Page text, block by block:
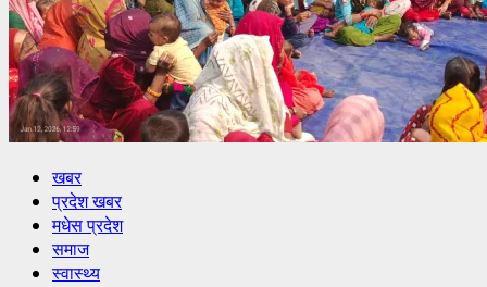
खबर
प्रदेश खबर
मधेस प्रदेश
समाज
स्वास्थ्य